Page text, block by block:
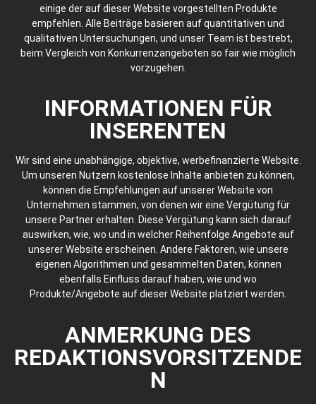
einige der auf dieser Website vorgestellten Produkte
empfehlen. Alle Beiträge basieren auf quantitativen und
qualitativen Untersuchungen, und unser Team ist bestrebt,
beim Vergleich von Konkurrenzangeboten so fair wie möglich
vorzugehen.
INFORMATIONEN FÜR
INSERENTEN
Wir sind eine unabhängige, objektive, werbefinanzierte Website.
Um unseren Nutzern kostenlose Inhalte anbieten zu können,
können die Empfehlungen auf unserer Website von
Unternehmen stammen, von denen wir eine Vergütung für
unsere Partner erhalten. Diese Vergütung kann sich darauf
auswirken, wie, wo und in welcher Reihenfolge Angebote auf
unserer Website erscheinen. Andere Faktoren, wie unsere
eigenen Algorithmen und gesammelten Daten, können
ebenfalls Einfluss darauf haben, wie und wo
Produkte/Angebote auf dieser Website platziert werden.
ANMERKUNG DES
REDAKTIONSVORSITZENDE
N